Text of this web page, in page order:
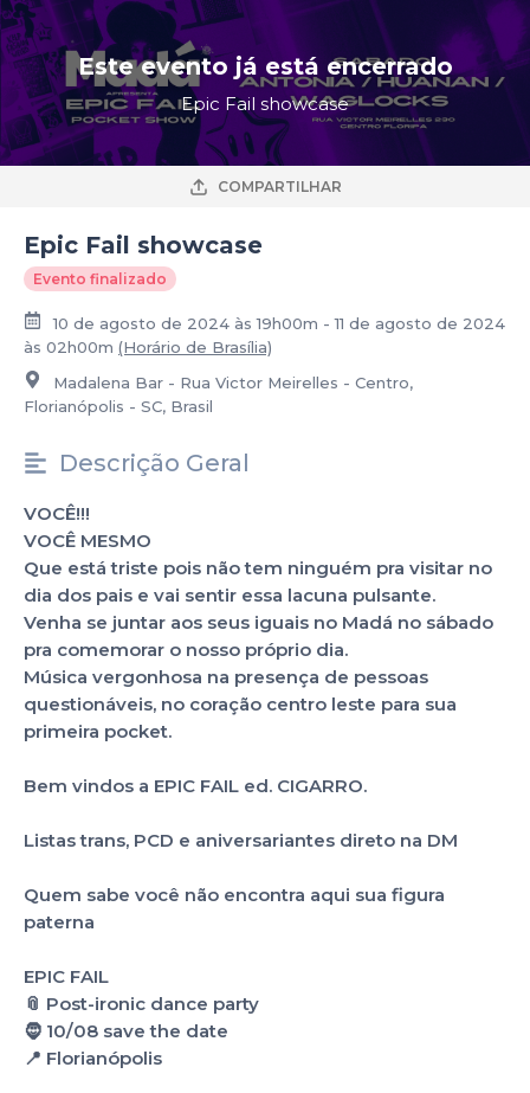
Este evento já está encerrado
Epic Fail showcase
COMPARTILHAR
Epic Fail showcase
Evento finalizado
10 de agosto de 2024 às 19h00m - 11 de agosto de 2024
às 02h00m (Horário de Brasília)
Madalena Bar - Rua Victor Meirelles - Centro,
Florianópolis - SC, Brasil
Descrição Geral
VOCÊ!!!
VOCÊ MESMO
Que está triste pois não tem ninguém pra visitar no
dia dos pais e vai sentir essa lacuna pulsante.
Venha se juntar aos seus iguais no Madá no sábado
pra comemorar o nosso próprio dia.
Música vergonhosa na presença de pessoas
questionáveis, no coração centro leste para sua
primeira pocket.
Bem vindos a EPIC FAIL ed. CIGARRO.
Listas trans, PCD e aniversariantes direto na DM
Quem sabe você não encontra aqui sua figura
paterna
EPIC FAIL
📎 Post-ironic dance party
🧔 10/08 save the date
📍 Florianópolis